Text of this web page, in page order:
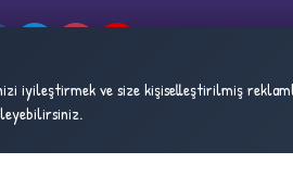
iyileştirmek ve size kişiselleştirilmiş